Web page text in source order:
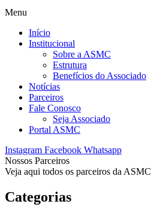
Menu
Início
Institucional
Sobre a ASMC
Estrutura
Benefícios do Associado
Notícias
Parceiros
Fale Conosco
Seja Associado
Portal ASMC
Instagram Facebook Whatsapp
Nossos Parceiros
Veja aqui todos os parceiros da ASMC
Categorias